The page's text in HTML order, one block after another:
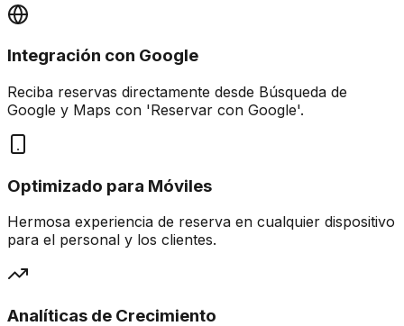
Integración con Google
Reciba reservas directamente desde Búsqueda de
Google y Maps con 'Reservar con Google'.
Optimizado para Móviles
Hermosa experiencia de reserva en cualquier dispositivo
para el personal y los clientes.
Analíticas de Crecimiento